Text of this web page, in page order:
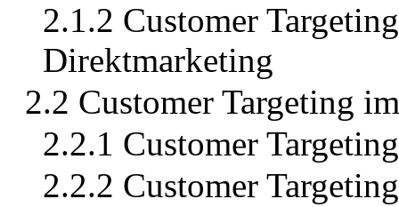
2.1.2 Customer
Direktmarketing
2.2 Customer Targeting
2.2.1 Customer
2.2.2 Customer